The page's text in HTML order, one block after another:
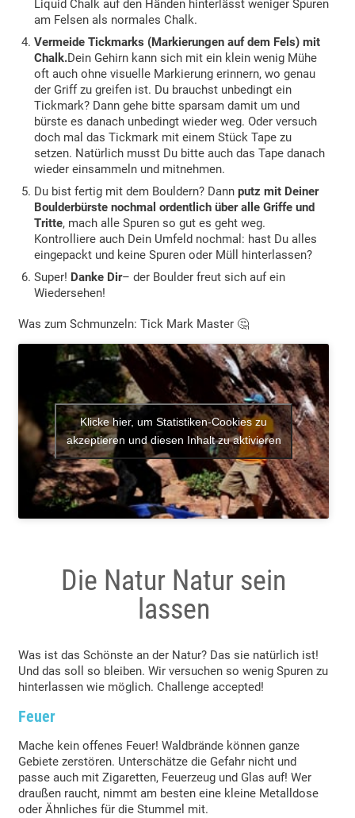
Liquid Chalk auf den Händen hinterlässt weniger Spuren
am Felsen als normales Chalk.
Vermeide Tickmarks (Markierungen auf dem Fels) mit
Chalk.Dein Gehirn kann sich mit ein klein wenig Mühe
oft auch ohne visuelle Markierung erinnern, wo genau
der Griff zu greifen ist. Du brauchst unbedingt ein
Tickmark? Dann gehe bitte sparsam damit um und
bürste es danach unbedingt wieder weg. Oder versuch
doch mal das Tickmark mit einem Stück Tape zu
setzen. Natürlich musst Du bitte auch das Tape danach
wieder einsammeln und mitnehmen.
Du bist fertig mit dem Bouldern? Dann putz mit Deiner
Boulderbürste nochmal ordentlich über alle Griffe und
Tritte, mach alle Spuren so gut es geht weg.
Kontrolliere auch Dein Umfeld nochmal: hast Du alles
eingepackt und keine Spuren oder Müll hinterlassen?
Super! Danke Dir– der Boulder freut sich auf ein
Wiedersehen!
Was zum Schmunzeln: Tick Mark Master 🤔
Klicke hier, um Statistiken-Cookies zu
akzeptieren und diesen Inhalt zu aktivieren
Die Natur Natur sein
lassen
Was ist das Schönste an der Natur? Das sie natürlich ist!
Und das soll so bleiben. Wir versuchen so wenig Spuren zu
hinterlassen wie möglich. Challenge accepted!
Feuer
Mache kein offenes Feuer! Waldbrände können ganze
Gebiete zerstören. Unterschätze die Gefahr nicht und
passe auch mit Zigaretten, Feuerzeug und Glas auf! Wer
draußen raucht, nimmt am besten eine kleine Metalldose
oder Ähnliches für die Stummel mit.